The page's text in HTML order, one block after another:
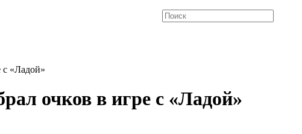
с «Ладой»
очков в игре с «Ладой»